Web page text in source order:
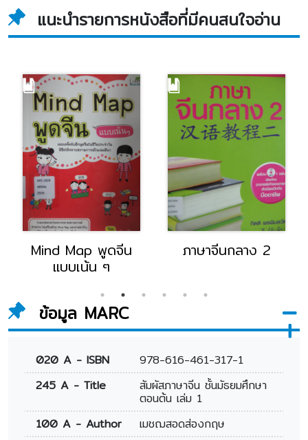
แนะนำรายการหนังสือที่มีคนสนใจอ่าน
Mind Map พูดจีน
แบบเน้น ๆ
ภาษาจีนกลาง 2
ข้อมูล MARC
020 A - ISBN
978-616-461-317-1
245 A - Title
สัมผัสภาษาจีน ชั้นมัธยมศึกษา
ตอนต้น เล่ม 1
100 A - Author
เมชฌสอดส่องกฤษ